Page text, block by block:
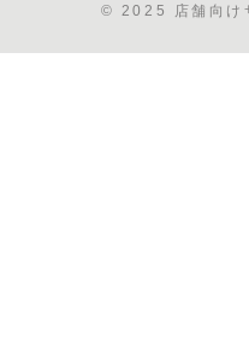
© 2025 店舗向け